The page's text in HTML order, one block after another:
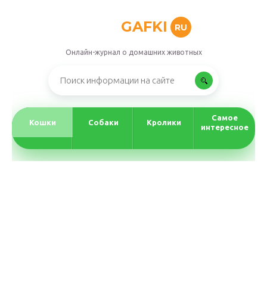
GAFKI RU
Онлайн-журнал о домашних животных
Кошки Собаки Кролики
Самое
интересное